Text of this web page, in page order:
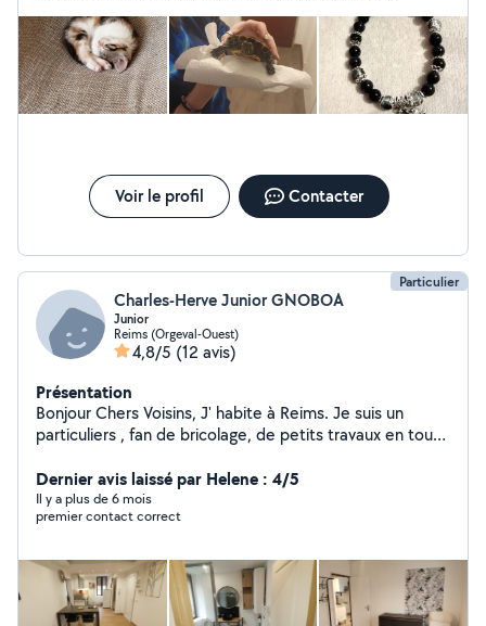
plus me donner des conseils au niveau de sa santé et autres ,
je recommande fortement Alexandra !
Voir le profil Contacter
Particulier
Charles-Herve Junior GNOBOA
Junior
Reims (Orgeval-Ouest)
4,8/5 (12 avis)
Présentation
Bonjour Chers Voisins, J' habite à Reims. Je suis un
particuliers , fan de bricolage, de petits travaux en tout
Dernier avis laissé par Helene : 4/5
Il y a plus de 6 mois
premier contact correct